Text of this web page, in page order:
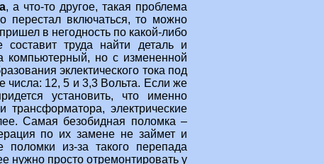
, а что-то другое, такая проблема
перестал включаться, то можно
в негодность по какой-либо
труда найти деталь и
компьютерный, но с измененной
эклектического тока под
числа: 12, 5 и 3,3 Вольта. Если же
установить, что именно
электрические
Самая безобидная поломка –
по их замене не займет и
из-за такого перепада
нужно просто отремонтировать у